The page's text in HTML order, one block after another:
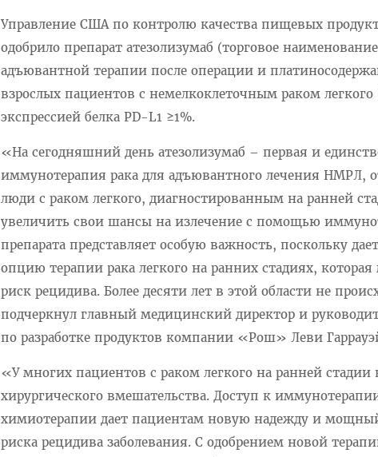
Управление США по контролю качества пищевых
одобрило препарат атезолизумаб (торговое
адъювантной терапии после операции и
взрослых пациентов с немелкоклеточным раком
экспрессией белка PD-L1 ≥1%.
«На сегодняшний день атезолизумаб – первая и
иммунотерапия рака для адъювантного лечения НМРЛ,
люди с раком легкого, диагностированным на ранней
увеличить свои шансы на излечение с помощью
препарата представляет особую важность, поскольку
опцию терапии рака легкого на ранних стадиях,
риск рецидива. Более десяти лет в этой области не
подчеркнул главный медицинский директор и
по разработке продуктов компании «Рош» Леви
«У многих пациентов с раком легкого на ранней стадии
хирургического вмешательства. Доступ к
химиотерапии дает пациентам новую надежду и
риска рецидива заболевания. С одобрением новой